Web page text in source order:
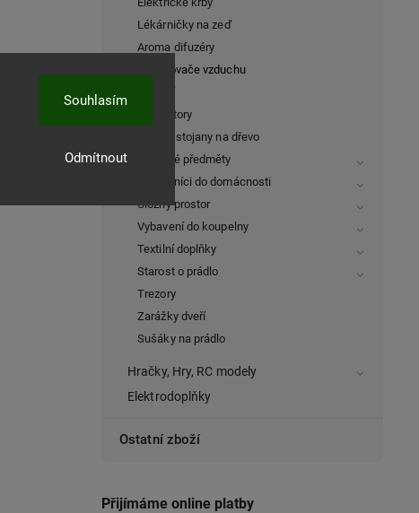
Odmítnout
Souhlasím
Lékárničky na zeď
Aroma difuzéry
Osvěžovače vzduchu
Ventilátory
Koše a stojany na dřevo
Dárkové předměty
Pomocníci do domácnosti
Úložný prostor
Vybavení do koupelny
Textilní doplňky
Starost o prádlo
Trezory
Zarážky dveří
Sušáky na prádlo
Hračky, Hry, RC modely
Elektrodoplňky
Ostatní zboží
Přijímáme online platby